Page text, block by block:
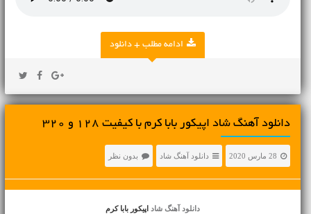
ادامه مطلب + دانلود
دانلود آهنگ شاد اپیکور بابا کرم با کیفیت 128 و 320
28 مارس 2020 دانلود آهنگ شاد بدون نظر
دانلود آهنگ شاداپیکور بابا کرم